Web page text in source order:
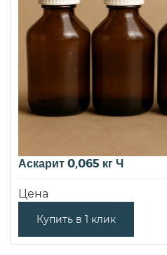
Аскарит 0,065 кг Ч
Цена
Купить в 1 клик